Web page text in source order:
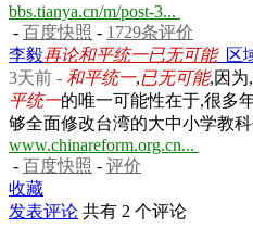
bbs.tianya.cn/m/post-3...
- 百度快照 - 1729条评价
李毅再论和平统一已无可能_区
3天前 - 和平统一,已无可能,因为
平统一的唯一可能性在于,很多
够全面修改台湾的大中小学教
www.chinareform.org.cn...
- 百度快照 - 评价
收藏
发表评论 共有 2 个评论